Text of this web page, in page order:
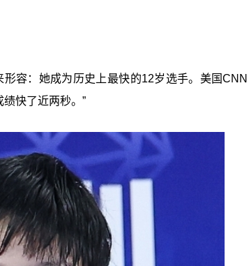
容：她成为历史上最快的12岁选手。美国CNN
快了近两秒。”